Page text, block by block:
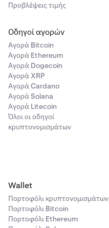
Προβλέψεις τιμής
Οδηγοί αγορών
Αγορά Bitcoin
Αγορά Ethereum
Αγορά Dogecoin
Αγορά XRP
Αγορά Cardano
Αγορά Solana
Αγορά Litecoin
Όλοι οι οδηγοί
κρυπτονομισμάτων
Wallet
Πορτοφόλι κρυπτονομισμάτων
Πορτοφόλι Bitcoin
Πορτοφόλι Ethereum